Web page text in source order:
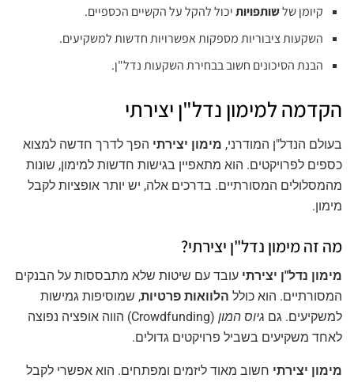
קיומן שלשותפויותיכול להקל על הקשיים הכספיים.
השקעות ציבוריות מספקות אפשרויות חדשות למשקיעים.
הבנת הסיכונים חשוב בבחירת השקעות נדל"ן.
הקדמה למימון נדל"ן יצירתי
בעולם הנדל"ן המודרני, מימון יצירתי הפך לדרך חדשה למצוא
כספים לפרויקטים. הוא מתאפיין בגישות חדשות למימון, שונות
מהמסלולים המסורתיים. בדרכים אלה, יש יותר אופציות לקבל
מימון.
מה זה מימון נדל"ן יצירתי?
מימון נדל"ן יצירתי עובד עם שיטות שלא מתבססות על הבנקים
המסורתיים. הוא כולל הלוואות פרטיות, שמוסיפות גמישות
למשקיעים. גם גיוס המון
(Crowdfunding) הווה אופציה נפוצה
לאחד משקיעים בשביל פרויקטים גדולים.
מימון יצירתי חשוב מאוד ליזמים ומפתחים. הוא אפשרי לקבל